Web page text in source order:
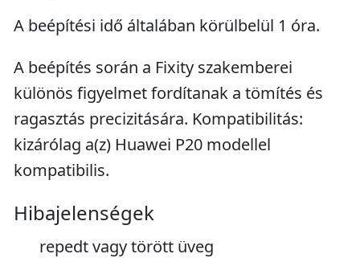
A beépítési idő általában körülbelül 1 óra.
A beépítés során a Fixity szakemberei
különös figyelmet fordítanak a tömítés és
ragasztás precizitására. Kompatibilitás:
kizárólag a(z) Huawei P20 modellel
kompatibilis.
Hibajelenségek
repedt vagy törött üveg